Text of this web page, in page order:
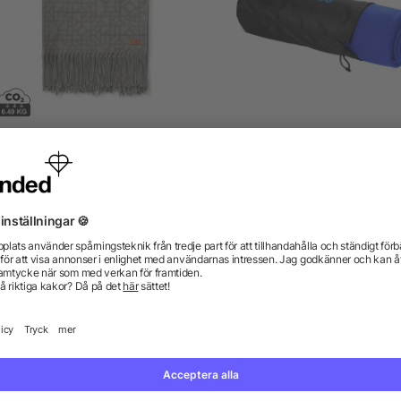
VINGA Veia filt
från 239,63 kr
Vi har svaren.